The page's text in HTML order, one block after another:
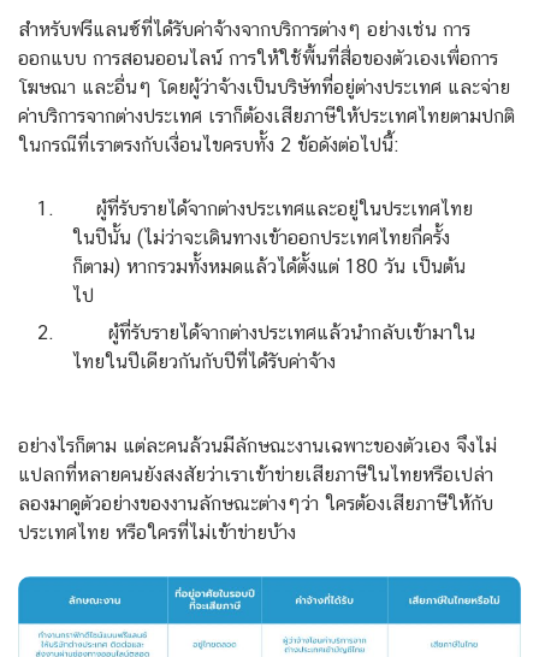
สำหรับฟรีแลนซ์ที่ได้รับค่าจ้างจากบริการต่างๆ อย่างเช่น การ
ออกแบบ การสอนออนไลน์ การให้ใช้พื้นที่สื่อของตัวเองเพื่อการ
โฆษณา และอื่นๆ โดยผู้ว่าจ้างเป็นบริษัทที่อยู่ต่างประเทศ และจ่าย
ค่าบริการจากต่างประเทศ เราก็ต้องเสียภาษีให้ประเทศไทยตามปกติ
ในกรณีที่เราตรงกับเงื่อนไขครบทั้ง 2 ข้อดังต่อไปนี้:
ผู้ที่รับรายได้จากต่างประเทศและอยู่ในประเทศไทย
ในปีนั้น (ไม่ว่าจะเดินทางเข้าออกประเทศไทยกี่ครั้ง
ก็ตาม) หากรวมทั้งหมดแล้วได้ตั้งแต่ 180 วัน เป็นต้น
ไป
ผู้ที่รับรายได้จากต่างประเทศแล้วนำกลับเข้ามาใน
ไทยในปีเดียวกันกับปีที่ได้รับค่าจ้าง
อย่างไรก็ตาม แต่ละคนล้วนมีลักษณะงานเฉพาะของตัวเอง จึงไม่
แปลกที่หลายคนยังสงสัยว่าเราเข้าข่ายเสียภาษีในไทยหรือเปล่า
ลองมาดูตัวอย่างของงานลักษณะต่างๆว่า ใครต้องเสียภาษีให้กับ
ประเทศไทย หรือใครที่ไม่เข้าข่ายบ้าง